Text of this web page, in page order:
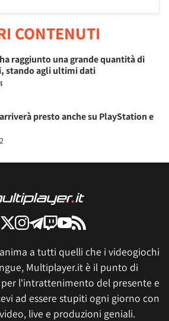
CONTENUTI
raggiunto una grande quantità di
stando agli ultimi dati
presto anche su PlayStation e
a tutti quelli che i videogiochi
Multiplayer.it è il punto di
l'intrattenimento del presente e
ad essere stupiti ogni giorno con
live e produzioni geniali.